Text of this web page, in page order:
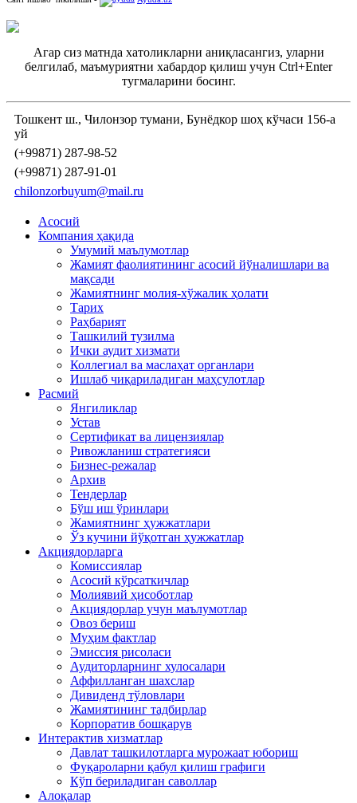
Агар сиз матнда хатоликларни аниқласангиз, уларни
белгилаб, маъмуриятни хабардор қилиш учун Ctrl+Enter
тугмаларини босинг.
Тошкент ш., Чилонзор тумани, Бунёдкор шоҳ кўчаси 156-а
уй
(+99871) 287-98-52
(+99871) 287-91-01
chilonzorbuyum@mail.ru
Асосий
Компания ҳақида
Умумий маълумотлар
Жамият фаолиятининг асосий йўналишлари ва
мақсади
Жамиятнинг молия-хўжалик ҳолати
Тарих
Раҳбарият
Ташкилий тузилма
Ички аудит хизмати
Коллегиал ва маслаҳат органлари
Ишлаб чиқариладиган маҳсулотлар
Расмий
Янгиликлар
Устав
Сертификат ва лицензиялар
Ривожланиш стратегияси
Бизнес-режалар
Архив
Тендерлар
Бўш иш ўринлари
Жамиятнинг ҳужжатлари
Ўз кучини йўқотган ҳужжатлар
Акциядорларга
Комиссиялар
Асосий кўрсаткичлар
Молиявий ҳисоботлар
Акциядорлар учун маълумотлар
Овоз бериш
Муҳим фактлар
Эмиссия рисоласи
Аудиторларнинг хулосалари
Аффилланган шахслар
Дивиденд тўловлари
Жамиятининг тадбирлар
Корпоратив бошқарув
Интерактив хизматлар
Давлат ташкилотларга мурожаат юбориш
Фуқароларни қабул қилиш графиги
Кўп бериладиган саволлар
Алоқалар